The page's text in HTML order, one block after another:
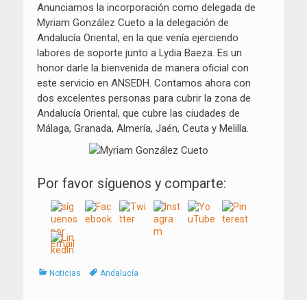
Anunciamos la incorporación como delegada de
Myriam González Cueto a la delegación de
Andalucía Oriental, en la que venía ejerciendo
labores de soporte junto a Lydia Baeza. Es un
honor darle la bienvenida de manera oficial con
este servicio en ANSEDH. Contamos ahora con
dos excelentes personas para cubrir la zona de
Andalucía Oriental, que cubre las ciudades de
Málaga, Granada, Almería, Jaén, Ceuta y Melilla.
Por favor síguenos y comparte:
Categorías
Noticias TagsAndalucía